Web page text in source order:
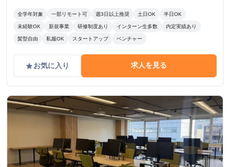
全学年対象 一部リモート可 週3日以上推奨 土日OK 半日OK
未経験OK 新規事業 研修制度あり インターン生多数 内定実績あり
髪型自由 私服OK スタートアップ ベンチャー
gradeお気に入り 求人を見る